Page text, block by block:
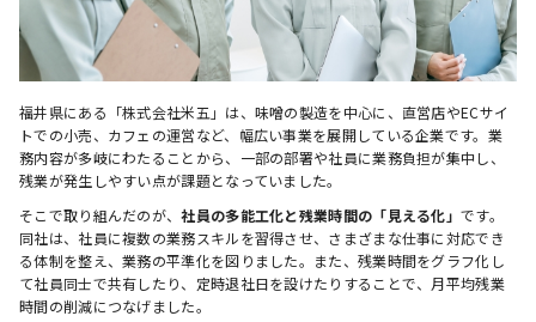
福井県にある「株式会社米五」は、味噌の製造を中心に、直営店やECサイ
トでの小売、カフェの運営など、幅広い事業を展開している企業です。業
務内容が多岐にわたることから、一部の部署や社員に業務負担が集中し、
残業が発生しやすい点が課題となっていました。
そこで取り組んだのが、社員の多能工化と残業時間の「見える化」です。
同社は、社員に複数の業務スキルを習得させ、さまざまな仕事に対応でき
る体制を整え、業務の平準化を図りました。また、残業時間をグラフ化し
て社員同士で共有したり、定時退社日を設けたりすることで、月平均残業
時間の削減につなげました。